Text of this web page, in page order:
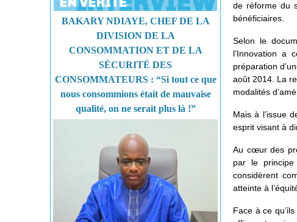
BAKARY NDIAYE, CHEF DE LA
DIVISION DE LA
CONSOMMATION ET DE LA
SÉCURITÉ DES
CONSOMMATEURS : “Si tout ce que
nous consommions était de mauvaise
qualité, on ne serait plus là !”
de réforme du
bénéficiaires.
Selon le
l’Innovation a
préparation
août 2014. La
modalités
Mais à l’issue
esprit visant à
Au cœur des
par le principe
considèrent
atteinte à
Face à ce